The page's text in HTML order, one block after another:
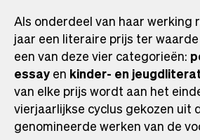
Als onderdeel van haar werking
jaar een literaire prijs ter
een van deze vier categorieën:
essayen kinder- en
van elke prijs wordt aan het
vierjaarlijkse cyclus gekozen uit
genomineerde werken van de